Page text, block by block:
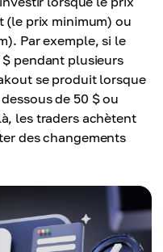
(le prix minimum) ou
Par exemple, si le
$ pendant plusieurs
se produit lorsque
de 50 $ ou
les traders achètent
des changements